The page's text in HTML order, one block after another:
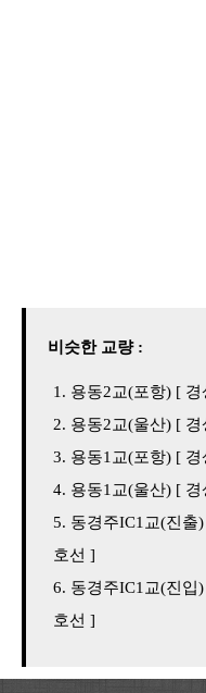
비슷한 교량 :
용동2교(포항) [
용동2교(울산) [
용동1교(포항) [
용동1교(울산) [
동경주IC1교(진출
호선 ]
동경주IC1교(진입
호선 ]